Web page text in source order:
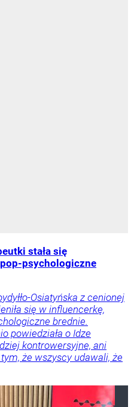
stała się
psychologiczne
Osiatyńska z cenionej
się w influencerkę,
brednie.
powiedziała o Idze
kontrowersyjne, ani
że wszyscy udawali, że